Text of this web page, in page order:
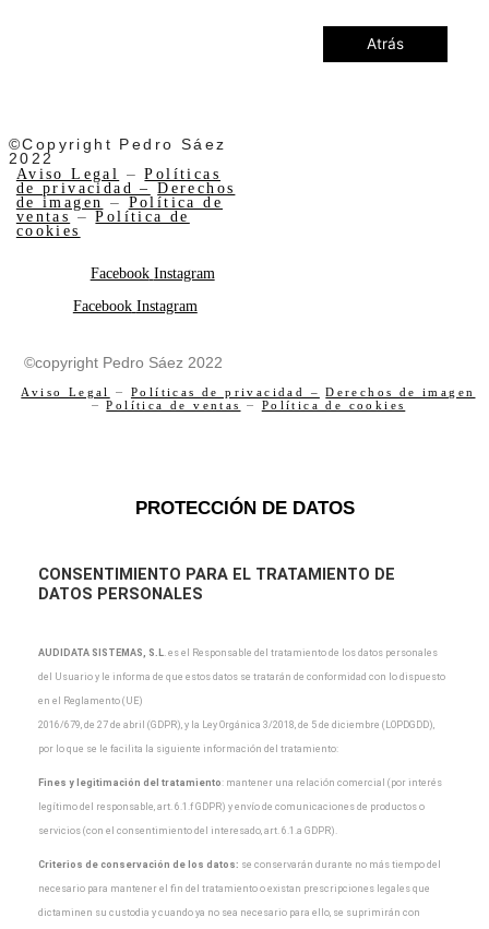
Atrás
©Copyright Pedro Sáez
2022
Aviso Legal –Políticas
de privacidad –
Derechos
de imagen – Política de
ventas –Política de
cookies
Facebook Instagram
Facebook Instagram
©copyright Pedro Sáez 2022
Aviso Legal – Políticas de privacidad –
Derechos de imagen
–Política de ventas – Política de cookies
PROTECCIÓN DE DATOS
CONSENTIMIENTO PARA EL TRATAMIENTO DE
DATOS PERSONALES
AUDIDATA SISTEMAS, S.L es el Responsable del tratamiento de los datos personales
del Usuario y le informa de que estos datos se tratarán de conformidad con lo dispuesto
en el Reglamento (UE)
2016/679, de 27 de abril (GDPR), y la Ley Orgánica 3/2018, de 5 de diciembre (LOPDGDD),
por lo que se le facilita la siguiente información del tratamiento:
Fines y legitimación del tratamiento : mantener una relación comercial (por interés
legítimo del responsable, art. 6.1.f GDPR) y envío de comunicaciones de productos o
servicios (con el consentimiento del interesado, art. 6.1.a GDPR).
Criterios de conservación de los datos: se conservarán durante no más tiempo del
necesario para mantener el fin del tratamiento o existan prescripciones legales que
dictaminen su custodia y cuando ya no sea necesario para ello, se suprimirán con